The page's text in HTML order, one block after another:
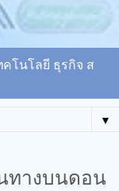
คโนโลยี ธุรกิจ ส
▼
ทางบนดอน